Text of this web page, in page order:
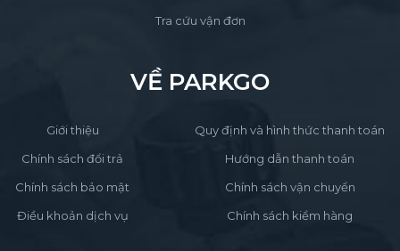
Tra cứu vận đơn
VỀ PARKGO
Giới thiệu
Chính sách đổi trả
Chính sách bảo mật
Điều khoản dịch vụ
Quy định và hình thức thanh toán
Hướng dẫn thanh toán
Chính sách vận chuyển
Chính sách kiểm hàng